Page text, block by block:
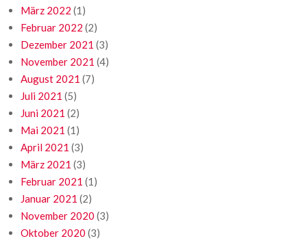
März 2022 (1)
Februar 2022 (2)
Dezember 2021 (3)
November 2021 (4)
August 2021 (7)
Juli 2021 (5)
Juni 2021 (2)
Mai 2021 (1)
April 2021 (3)
März 2021 (3)
Februar 2021 (1)
Januar 2021 (2)
November 2020 (3)
Oktober 2020 (3)